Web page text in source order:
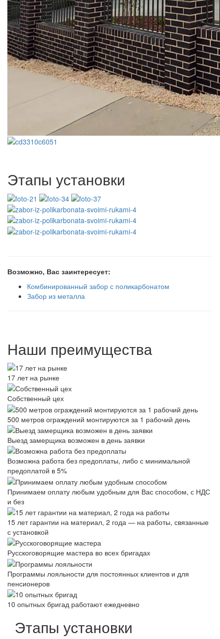
Этапы установки
Возможно, Вас заинтересует:
Комбинированный забор с поликарбонатом
Забор из металла
Наши преимущества
17 лет на рынке
Собственный цех
500 метров ограждений монтируются за 1 рабочий день
Выезд замерщика возможен в день заявки
Возможна работа без предоплаты, либо с минимальной
предоплатой в 5%
Принимаем оплату любым удобным для Вас способом, с НДС
и без
15 лет гарантии на материал, 2 года — на работы, связанные
с установкой
Русскоговорящие мастера во всех бригадах
Программы лояльности для постоянных клиентов и для
пенсионеров
10 опытных бригад работают ежедневно
Этапы установки